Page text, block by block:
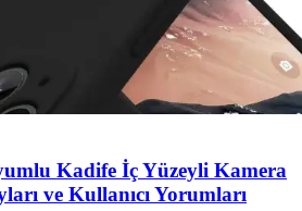
Kadife İç Yüzeyli Kamera
ve Kullanıcı Yorumları